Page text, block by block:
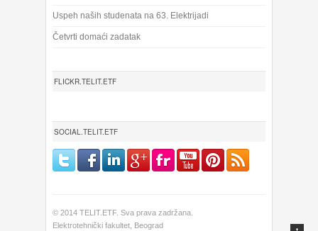
Uspeh naših studenata na 63. Elektrijadi
Četvrti domaći zadatak
FLICKR.TELIT.ETF
SOCIAL.TELIT.ETF
© 2014 TELIT.ETF. Sva prava zadržana.
Elektrotehnički fakultet, Beograd